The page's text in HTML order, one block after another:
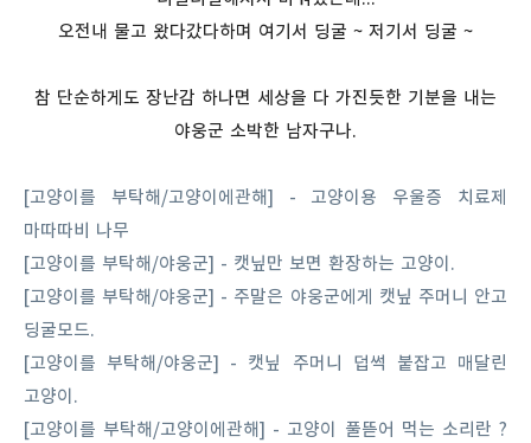
오전내 물고 왔다갔다하며 여기서 딩굴 ~ 저기서 딩굴 ~
참 단순하게도 장난감 하나면 세상을 다 가진듯한 기분을 내는
야웅군 소박한 남자구나.
[고양이를 부탁해/고양이에관해] - 고양이용 우울증 치료제
마따따비 나무
[고양이를 부탁해/야웅군] - 캣닢만 보면 환장하는 고양이.
[고양이를 부탁해/야웅군] - 주말은 야웅군에게 캣닢 주머니 안고
딩굴모드.
[고양이를 부탁해/야웅군] - 캣닢 주머니 덥썩 붙잡고 매달린
고양이.
[고양이를 부탁해/고양이에관해] - 고양이 풀뜯어 먹는 소리란 ?